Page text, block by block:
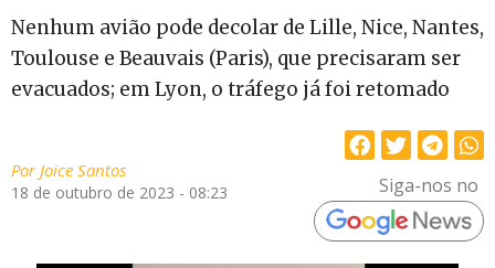
Nenhum avião pode decolar de Lille, Nice, Nantes,
Toulouse e Beauvais (Paris), que precisaram ser
evacuados; em Lyon, o tráfego já foi retomado
PorJoice Santos
18 de outubro de 2023 - 08:23 Siga-nos no